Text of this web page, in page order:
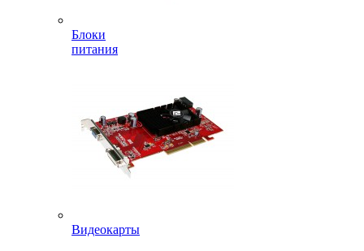
Блоки
питания
Видеокарты